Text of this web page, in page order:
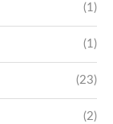
(1)
(1)
(23)
(2)